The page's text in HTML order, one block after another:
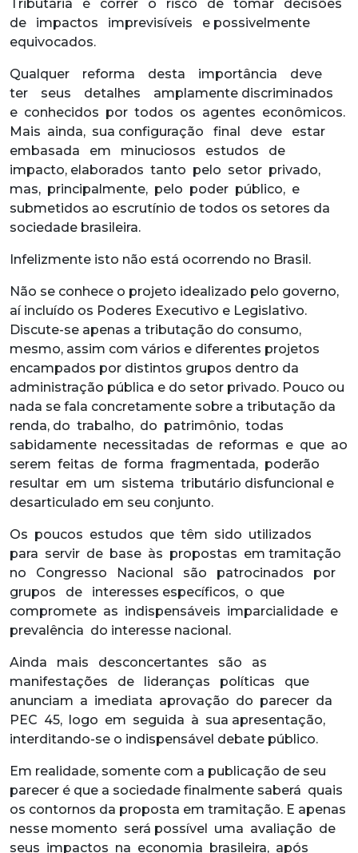
Tributária é correr o risco de tomar decisões
de impactos imprevisíveis e possivelmente
equivocados.
Qualquer reforma desta importância deve
ter seus detalhes amplamente discriminados
e conhecidos por todos os agentes econômicos.
Mais ainda, sua configuração final deve estar
embasada em minuciosos estudos de
impacto, elaborados tanto pelo setor privado,
mas, principalmente, pelo poder público, e
submetidos ao escrutínio de todos os setores da
sociedade brasileira.
Infelizmente isto não está ocorrendo no Brasil.
Não se conhece o projeto idealizado pelo governo,
aí incluído os Poderes Executivo e Legislativo.
Discute-se apenas a tributação do consumo,
mesmo, assim com vários e diferentes projetos
encampados por distintos grupos dentro da
administração pública e do setor privado. Pouco ou
nada se fala concretamente sobre a tributação da
renda, do trabalho, do patrimônio, todas
sabidamente necessitadas de reformas e que ao
serem feitas de forma fragmentada, poderão
resultar em um sistema tributário disfuncional e
desarticulado em seu conjunto.
Os poucos estudos que têm sido utilizados
para servir de base às propostas em tramitação
no Congresso Nacional são patrocinados por
grupos de interesses específicos, o que
compromete as indispensáveis imparcialidade e
prevalência do interesse nacional.
Ainda mais desconcertantes são as
manifestações de lideranças políticas que
anunciam a imediata aprovação do parecer da
PEC 45, logo em seguida à sua apresentação,
interditando-se o indispensável debate público.
Em realidade, somente com a publicação de seu
parecer é que a sociedade finalmente saberá quais
os contornos da proposta em tramitação. E apenas
nesse momento será possível uma avaliação de
seus impactos na economia brasileira, após